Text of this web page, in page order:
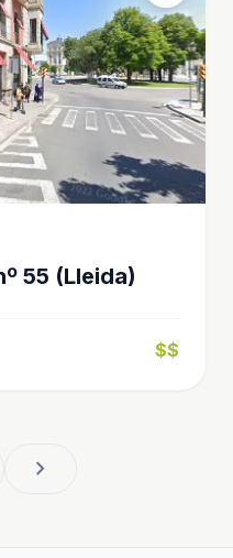
55 (Lleida)
$$
chevron_right